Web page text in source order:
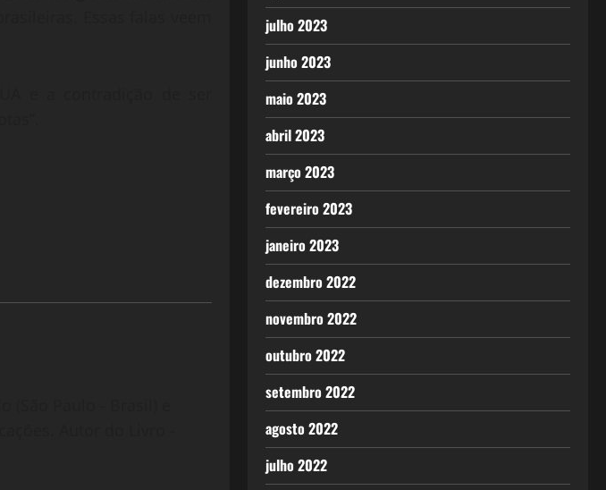
julho 2023
junho 2023
maio 2023
abril 2023
março 2023
fevereiro 2023
janeiro 2023
dezembro 2022
novembro 2022
outubro 2022
setembro 2022
agosto 2022
julho 2022